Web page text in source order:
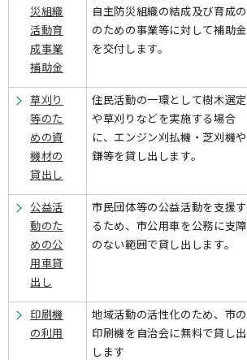
災組織
活動育
成事業
補助金
自主防災組織の結成及び育成の
のための事業等に対して補助金
を交付します。
草刈り
等のた
めの資
機材の
貸出し
住民活動の一環として樹木選定
や草刈りなどを実施する場合
に、エンジン刈払機・芝刈機や
鎌等を貸し出します。
公益活
動のた
めの公
用車貸
出し
市民団体等の公益活動を支援す
るため、市公用車を公務に支障
のない範囲で貸し出します。
印刷機
の利用
地域活動の活性化のため、市の
印刷機を自治会に無料で貸し出
します